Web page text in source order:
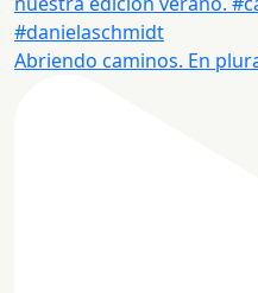
Abriendo caminos. En